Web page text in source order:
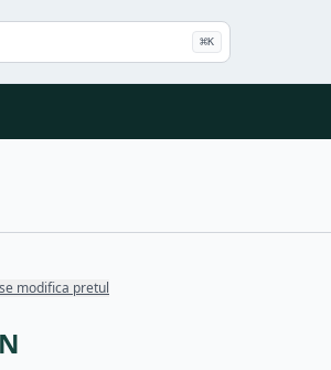
⌘K
modifica pretul